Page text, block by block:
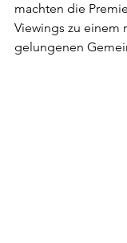
machten die
Viewings zu einem
gelungenen